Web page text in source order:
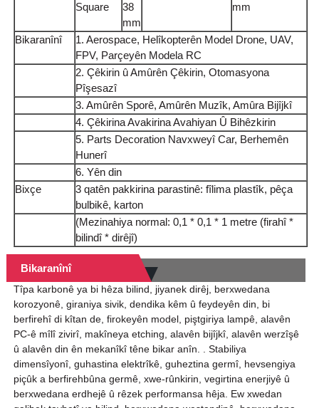
Square
38
mm
mm
Bikaranînî
1. Aerospace, Helîkopterên Model Drone, UAV,
FPV, Parçeyên Modela RC
2. Çêkirin û Amûrên Çêkirin, Otomasyona
Pîşesazî
3. Amûrên Sporê, Amûrên Muzîk, Amûra Bijîjkî
4. Çêkirina Avakirina Avahiyan Û Bihêzkirin
5. Parts Decoration Navxweyî Car, Berhemên
Hunerî
6. Yên din
Bixçe
3 qatên pakkirina parastinê: fîlima plastîk, pêça
bulbikê, karton
(Mezinahiya normal: 0,1 * 0,1 * 1 metre (firahî *
bilindî * dirêjî)
Bikaranînî
Tîpa karbonê ya bi hêza bilind, jiyanek dirêj, berxwedana
korozyonê, giraniya sivik, dendika kêm û feydeyên din, bi
berfirehî di kîtan de, firokeyên model, piştgiriya lampê, alavên
PC-ê mîlî zivirî, makîneya etching, alavên bijîjkî, alavên werzîşê
û alavên din ên mekanîkî têne bikar anîn. . Stabiliya
dimensîyonî, guhastina elektrîkê, guheztina germî, hevsengiya
piçûk a berfirehbûna germê, xwe-rûnkirin, vegirtina enerjiyê û
berxwedana erdhejê û rêzek performansa hêja. Ew xwedan